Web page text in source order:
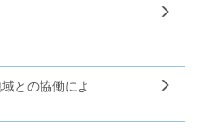
との協働によ